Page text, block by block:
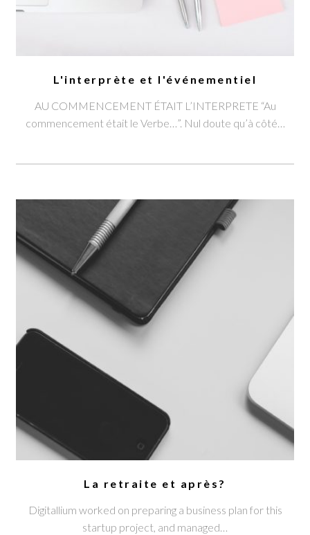
L'interprète et l'événementiel
AU COMMENCEMENT ÉTAIT L’INTERPRETE “Au
commencement était le Verbe…”. Nul doute qu’à côté…
La retraite et après?
Digitallium worked on preparing a business plan for this
startup project, and managed…